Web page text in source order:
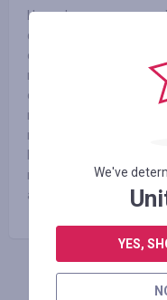
На официальном
фирменные товары.
спроектированным
продумали все
планшеты, камеры,
интуитивно понятный
Интернет магазин
новинок компании:
актуальные
FAÇA LOGIN
We've
YES,